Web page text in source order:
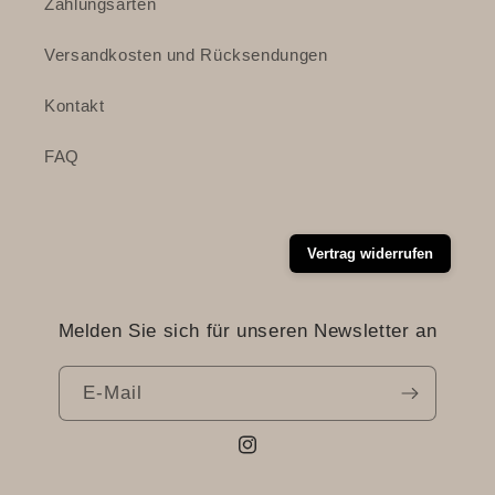
Zahlungsarten
Versandkosten und Rücksendungen
Kontakt
FAQ
Vertrag widerrufen
Melden Sie sich für unseren Newsletter an
E-Mail
Instagram